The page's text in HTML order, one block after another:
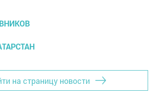
на страницу новости